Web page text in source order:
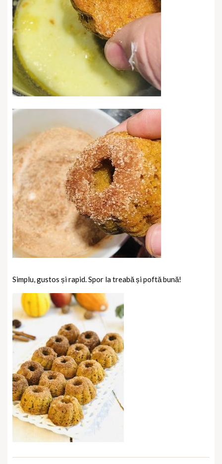
Simplu, gustos și rapid. Spor la treabă și poftă bună!